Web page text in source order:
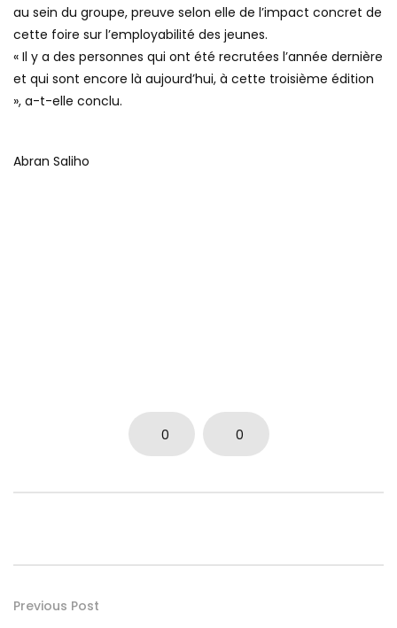
au sein du groupe, preuve selon elle de l’impact concret de
cette foire sur l’employabilité des jeunes.
« Il y a des personnes qui ont été recrutées l’année dernière
et qui sont encore là aujourd’hui, à cette troisième édition
», a-t-elle conclu.
Abran Saliho
0 0
Previous Post